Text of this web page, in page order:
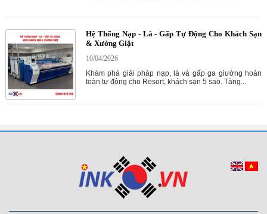
Hệ Thống Nạp - Là - Gấp Tự Động Cho Khách Sạn
& Xưởng Giặt
10/04/2026
Khám phá giải pháp nạp, là và gấp ga giường hoàn
toàn tự động cho Resort, khách sạn 5 sao. Tăng...